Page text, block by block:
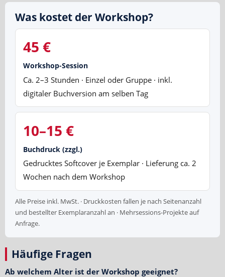
Was kostet der Workshop?
45 €
Workshop-Session
Ca. 2–3 Stunden · Einzel oder Gruppe · inkl.
digitaler Buchversion am selben Tag
10–15 €
Buchdruck (zzgl.)
Gedrucktes Softcover je Exemplar · Lieferung ca. 2
Wochen nach dem Workshop
Alle Preise inkl. MwSt. · Druckkosten fallen je nach Seitenanzahl
und bestellter Exemplaranzahl an · Mehrsessions-Projekte auf
Anfrage.
Häufige Fragen
Ab welchem Alter ist der Workshop geeignet?